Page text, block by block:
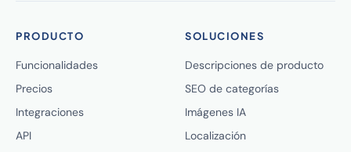
PRODUCTO
Funcionalidades
Precios
Integraciones
API
SOLUCIONES
Descripciones de producto
SEO de categorías
Imágenes IA
Localización